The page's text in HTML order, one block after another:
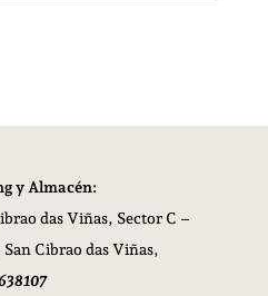
y Almacén:
das Viñas, Sector C –
Cibrao das Viñas,